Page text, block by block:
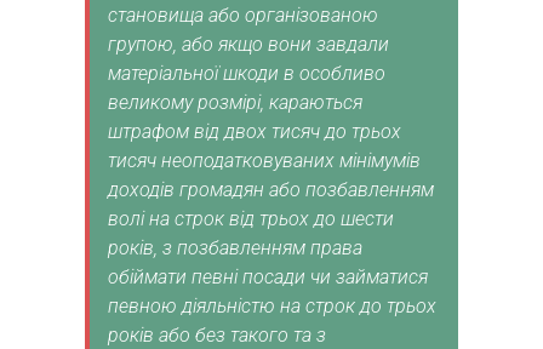
становища або організованою
групою, або якщо вони завдали
матеріальної шкоди в особливо
великому розмірі, караються
штрафом від двох тисяч до трьох
тисяч неоподатковуваних мінімумів
доходів громадян або позбавленням
волі на строк від трьох до шести
років, з позбавленням права
обіймати певні посади чи займатися
певною діяльністю на строк до трьох
років або без такого та з